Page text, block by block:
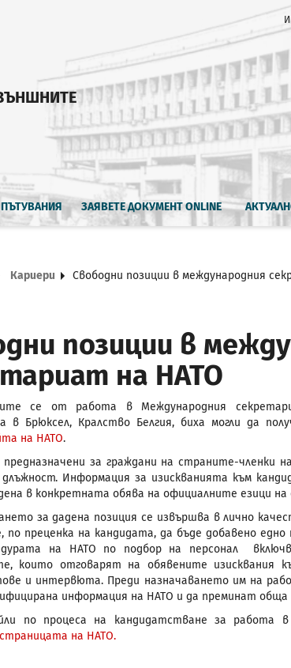
ЗАЯВЕТЕ ДОКУМЕНТ ONLINE
Кариери Свободни позиции в международния
позиции в
на НАТО
се от работа в Международния
в Брюксел, Кралство Белгия, биха могли да
на НАТО.
за граждани на страните-членки
Информация за изискванията към
в конкретната обява на официалните езици на
за дадена позиция се извършва в лично
по преценка на кандидата, да бъде добавено
на НАТО по подбор на персонал
които отговарят на обявените
и интервюта. Преди назначаването им на
информация на НАТО и да преминат
по процеса на кандидатстване за работа
на НАТО.